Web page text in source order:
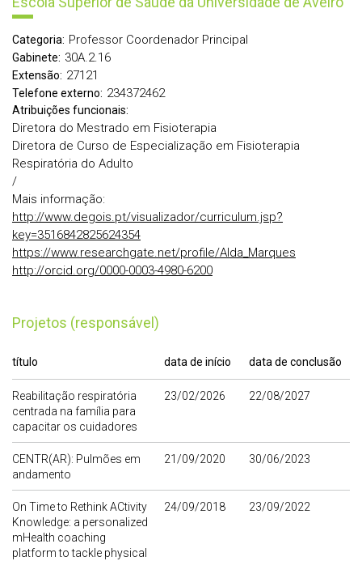
Categoria: Professor Coordenador Principal
Gabinete: 30A.2.16
Extensão: 27121
Telefone externo: 234372462
Atribuições funcionais:
Diretora do Mestrado em Fisioterapia
Diretora de Curso de Especialização em Fisioterapia
Respiratória do Adulto
/
Mais informação:
http://www.degois.pt/visualizador/curriculum.jsp?
key=3516842825624354
https://www.researchgate.net/profile/Alda_Marques
http://orcid.org/0000-0003-4980-6200
Projetos (responsável)
título data de início data de conclusão
Reabilitação respiratória
centrada na família para
capacitar os cuidadores
23/02/2026 22/08/2027
CENTR(AR): Pulmões em
andamento
21/09/2020 30/06/2023
On Time to Rethink ACtivity
Knowledge: a personalized
mHealth coaching
platform to tackle physical
24/09/2018 23/09/2022